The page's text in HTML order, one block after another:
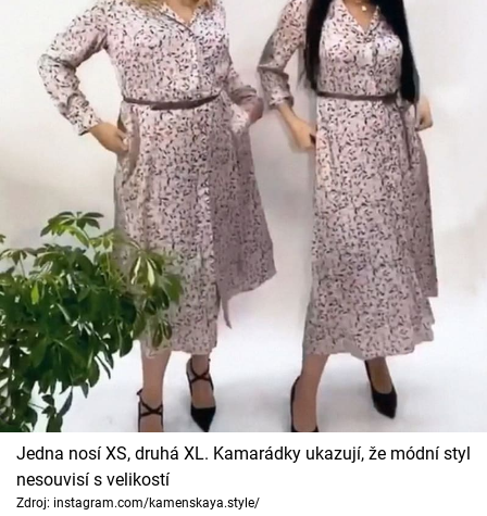
Jedna nosí XS, druhá XL. Kamarádky ukazují, že módní styl
nesouvisí s velikostí
Zdroj: instagram.com/kamenskaya.style/